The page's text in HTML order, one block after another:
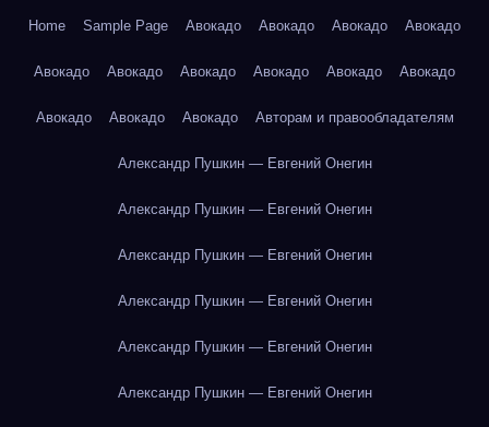
Home Sample Page Авокадо Авокадо Авокадо Авокадо
Авокадо Авокадо Авокадо Авокадо Авокадо Авокадо
Авокадо Авокадо Авокадо Авторам и правообладателям
Александр Пушкин — Евгений Онегин
Александр Пушкин — Евгений Онегин
Александр Пушкин — Евгений Онегин
Александр Пушкин — Евгений Онегин
Александр Пушкин — Евгений Онегин
Александр Пушкин — Евгений Онегин